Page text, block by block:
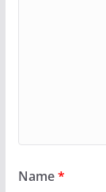
Name*